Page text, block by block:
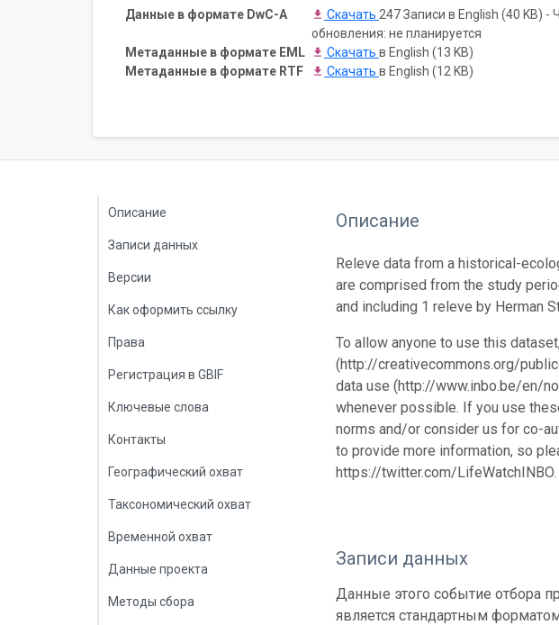
Данные в формате DwC-A
Скачать 247 Записи в English (40 KB) -
обновления: не планируется
Метаданные в формате EML
Скачать в English (13 KB)
Метаданные в формате RTF
Скачать в English (12 KB)
Описание
Записи данных
Версии
Как оформить ссылку
Права
Регистрация в GBIF
Ключевые слова
Контакты
Географический охват
Таксономический охват
Временной охват
Данные проекта
Методы сбора
Описание
Releve data from a historical-
are comprised from the study
and including 1 releve by Herman
To allow anyone to use this
(http://creativecommons.org/
data use (http://www.inbo.be/en/
whenever possible. If you use
norms and/or consider us for co-
to provide more information, so
https://twitter.com/LifeWatchINBO.
Записи данных
Данные этого событие отбора
является стандартным